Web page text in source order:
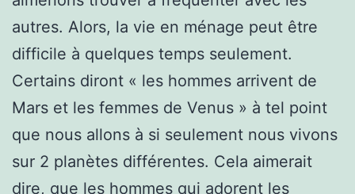
autres. Alors, la vie en ménage peut être
difficile à quelques temps seulement.
Certains diront « les hommes arrivent de
Mars et les femmes de Venus » à tel point
que nous allons à si seulement nous vivons
sur 2 planètes différentes. Cela aimerait
dire, que les hommes qui adorent les